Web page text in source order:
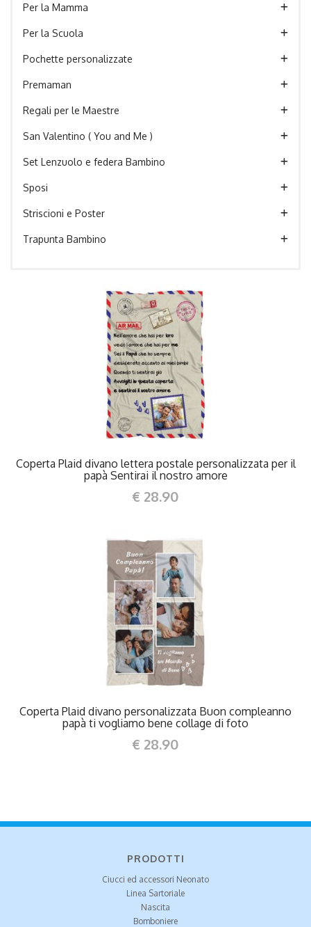
Per la Mamma
Per la Scuola
Pochette personalizzate
Premaman
Regali per le Maestre
San Valentino ( You and Me )
Set Lenzuolo e federa Bambino
Sposi
Striscioni e Poster
Trapunta Bambino
DETTAGLI
Coperta Plaid divano lettera postale personalizzata per il
papà Sentirai il nostro amore
€ 28.90
DETTAGLI
Coperta Plaid divano personalizzata Buon compleanno
papà ti vogliamo bene collage di foto
€ 28.90
PRODOTTI
Ciucci ed accessori Neonato
Linea Sartoriale
Nascita
Bomboniere